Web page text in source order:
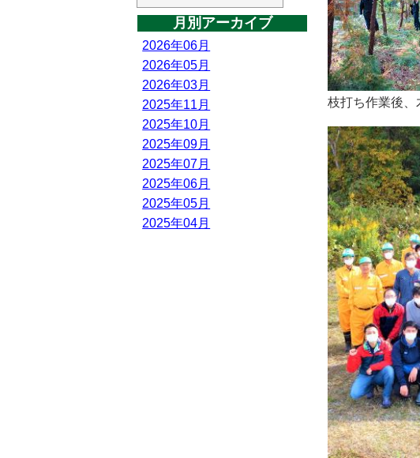
月別アーカイブ
2026年06月
2026年05月
2026年03月
2025年11月
2025年10月
2025年09月
2025年07月
2025年06月
2025年05月
2025年04月
枝打ち作業後、